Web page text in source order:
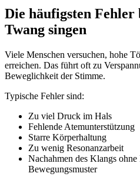
Die häufigsten Fehler
Twang singen
Viele Menschen versuchen, hohe
erreichen. Das führt oft zu
Beweglichkeit der Stimme.
Typische Fehler sind:
Zu viel Druck im Hals
Fehlende Atemunterstützung
Starre Körperhaltung
Zu wenig Resonanzarbeit
Nachahmen des Klangs ohne
Bewegungsmuster